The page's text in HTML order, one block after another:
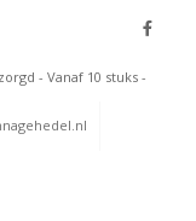
- Vanaf 10 stuks -